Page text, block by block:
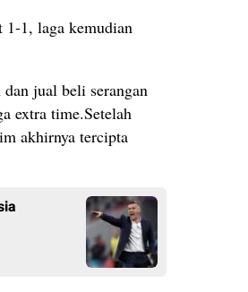
1-1, laga kemudian
jual beli serangan
extra time.Setelah
akhirnya tercipta